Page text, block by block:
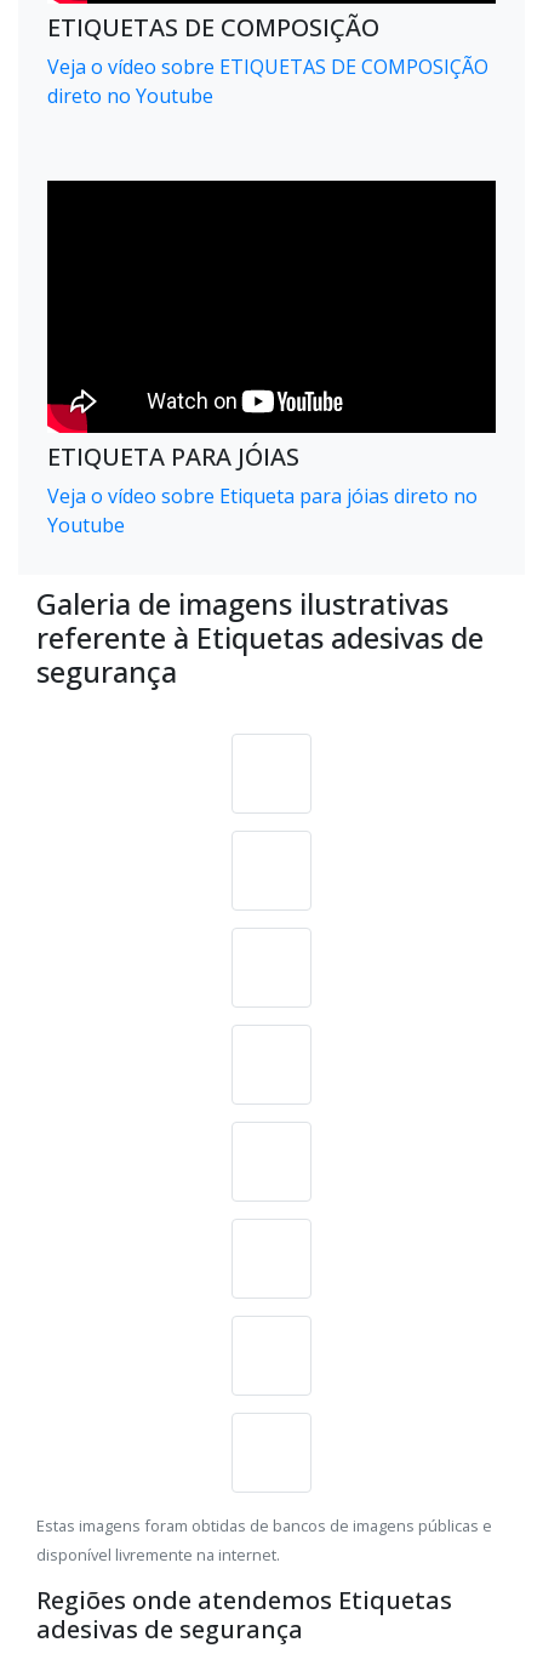
ETIQUETAS DE COMPOSIÇÃO
Veja o vídeo sobre ETIQUETAS DE COMPOSIÇÃO
direto no Youtube
ETIQUETA PARA JÓIAS
Veja o vídeo sobre Etiqueta para jóias direto no
Youtube
Galeria de imagens ilustrativas
referente à Etiquetas adesivas de
segurança
Estas imagens foram obtidas de bancos de imagens públicas e
disponível livremente na internet.
Regiões onde atendemos Etiquetas
adesivas de segurança